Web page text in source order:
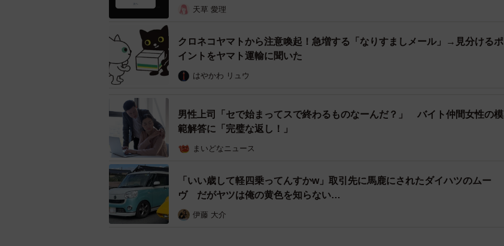
「個々人をターゲットに送信されているわけではないので、返信しても直接的に何か問題が
起こるわけではありません。ただし、うっかりメールの署名を付けたまま返信してしまう可
能性もありますし、そうなると詐欺対象のメーリングリストに入れられるかもしれません。
放置するのが一番です。急にお金を請求されるメールはほとんど詐欺と考え、相手にせず迷
惑メールに指定しておけば問題ありません。被害がなければ警察に相談する必要もありませ
ん」
こんなメールを受け取ったら慌ててしまうかもしれません。でも、慌てずに冷静に対処する
ことが求められます。国民生活センターのサイトには対処法が掲載されているので、参考に
してみてください。
国民生活センター＜迷惑メールや、心当たりのない不審なメール、SMSを受け取った際の注
意点＞
天草 愛理
クロネコヤマトから注意喚起！急増する「なりすましメール」→見分けるポ
イントをヤマト運輸に聞いた
はやかわ リュウ
男性上司「セで始まってスで終わるものなーんだ？」 バイト仲間女性の模
範解答に「完璧な返し！」
まいどなニュース
「いい歳して軽四乗ってんすかw」取引先に馬鹿にされたダイハツのムー
ヴ だがヤツは俺の黄色を知らない…
伊藤 大介